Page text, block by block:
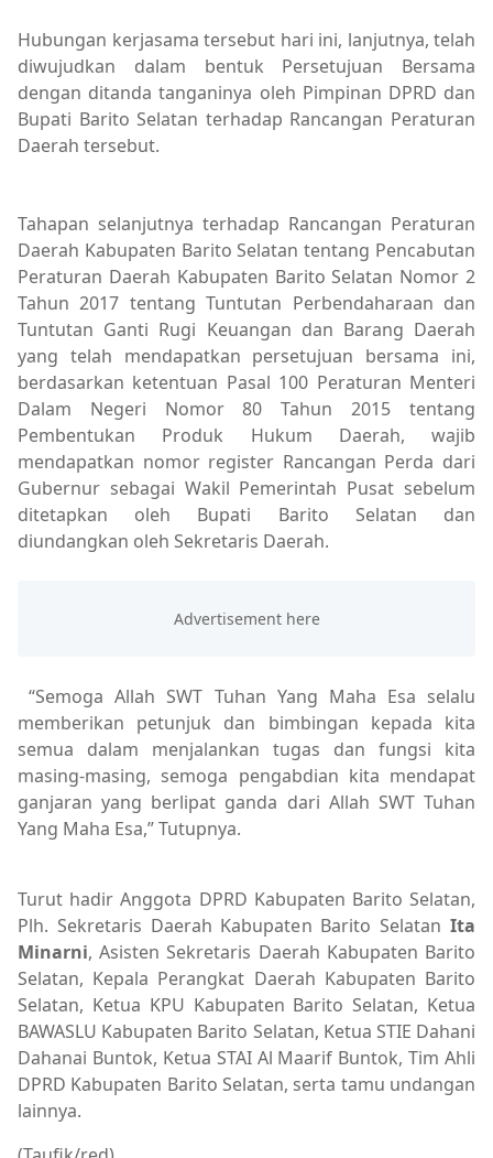
Hubungan kerjasama tersebut hari ini, lanjutnya, telah
diwujudkan dalam bentuk Persetujuan Bersama
dengan ditanda tanganinya oleh Pimpinan DPRD dan
Bupati Barito Selatan terhadap Rancangan Peraturan
Daerah tersebut.
Tahapan selanjutnya terhadap Rancangan Peraturan
Daerah Kabupaten Barito Selatan tentang Pencabutan
Peraturan Daerah Kabupaten Barito Selatan Nomor 2
Tahun 2017 tentang Tuntutan Perbendaharaan dan
Tuntutan Ganti Rugi Keuangan dan Barang Daerah
yang telah mendapatkan persetujuan bersama ini,
berdasarkan ketentuan Pasal 100 Peraturan Menteri
Dalam Negeri Nomor 80 Tahun 2015 tentang
Pembentukan Produk Hukum Daerah, wajib
mendapatkan nomor register Rancangan Perda dari
Gubernur sebagai Wakil Pemerintah Pusat sebelum
ditetapkan oleh Bupati Barito Selatan dan
diundangkan oleh Sekretaris Daerah.
“Semoga Allah SWT Tuhan Yang Maha Esa selalu
memberikan petunjuk dan bimbingan kepada kita
semua dalam menjalankan tugas dan fungsi kita
masing-masing, semoga pengabdian kita mendapat
ganjaran yang berlipat ganda dari Allah SWT Tuhan
Yang Maha Esa,” Tutupnya.
Turut hadir Anggota DPRD Kabupaten Barito Selatan,
Plh. Sekretaris Daerah Kabupaten Barito Selatan Ita
Minarni, Asisten Sekretaris Daerah Kabupaten Barito
Selatan, Kepala Perangkat Daerah Kabupaten Barito
Selatan, Ketua KPU Kabupaten Barito Selatan, Ketua
BAWASLU Kabupaten Barito Selatan, Ketua STIE Dahani
Dahanai Buntok, Ketua STAI Al Maarif Buntok, Tim Ahli
DPRD Kabupaten Barito Selatan, serta tamu undangan
lainnya.